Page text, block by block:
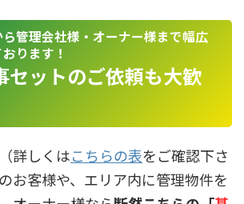
管理会社様・オーナー様まで幅広
ります！
セットのご依頼も大歓
詳しくはこちらの表をご確認下さ
お客様や、エリア内に管理物件を